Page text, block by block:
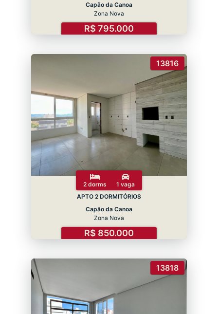
Capão da Canoa
Zona Nova
R$ 795.000
13816
2 dorms
1 vaga
APTO 2 DORMITÓRIOS
Capão da Canoa
Zona Nova
R$ 850.000
13818